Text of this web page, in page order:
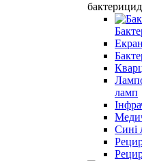
ламп
Cині